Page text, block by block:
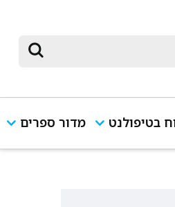
בטיפולנט מדור ספרים